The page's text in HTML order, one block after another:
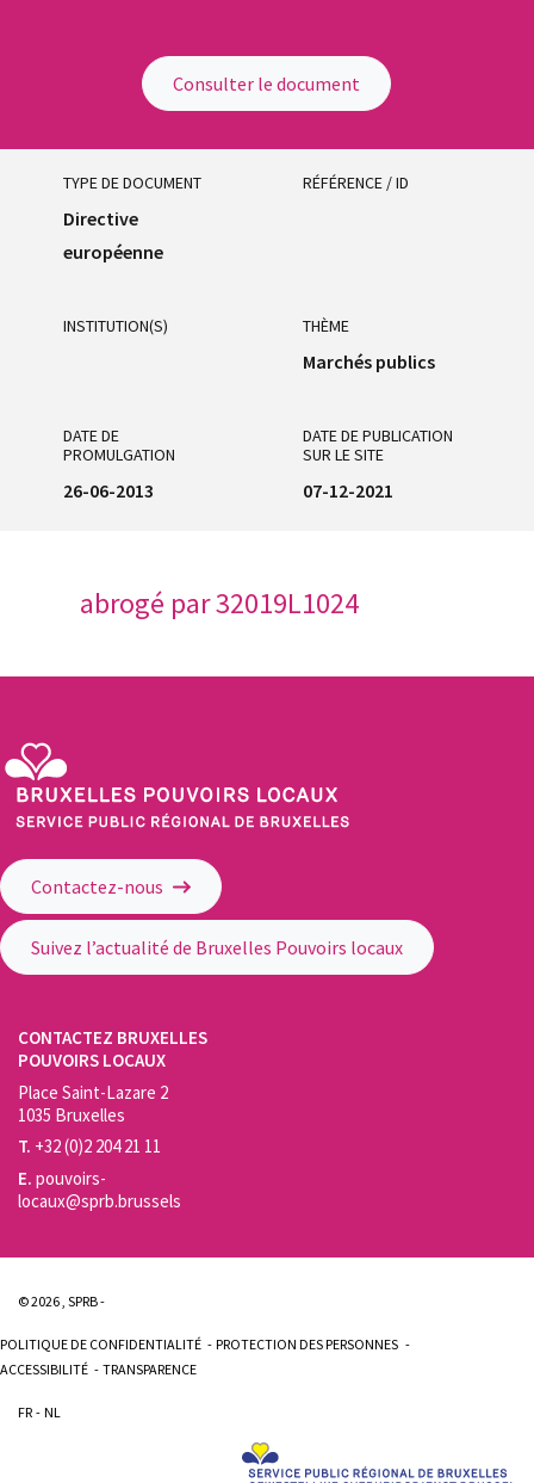
Consulter le document
TYPE DE DOCUMENT
Directive
européenne
RÉFÉRENCE / ID
INSTITUTION(S) THÈME
Marchés publics
DATE DE
PROMULGATION
26-06-2013
DATE DE PUBLICATION
SUR LE SITE
07-12-2021
abrogé par32019L1024
Contactez-nous
Suivez l’actualité de Bruxelles Pouvoirs locaux
CONTACTEZ BRUXELLES
POUVOIRS LOCAUX
Place Saint-Lazare 2
1035 Bruxelles
T. +32 (0)2 204 21 11
E. pouvoirs-
locaux@sprb.brussels
© 2026 , SPRB -
POLITIQUE DE CONFIDENTIALITÉ
PROTECTION DES PERSONNES
ACCESSIBILITÉ
TRANSPARENCE
FR NL